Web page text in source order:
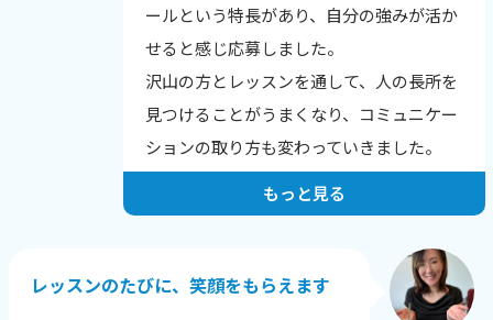
英語に自信をなくした生徒さんが、レッス
ン後に安心される様子を見せてくれたり、
自分の言いたい事を英語で表現できてうれ
しいなどの、喜びの報告を受けた時にとて
もやりがいを感じます。
ールという特長があり、自分の強みが活か
せると感じ応募しました。
沢山の方とレッスンを通して、人の長所を
見つけることがうまくなり、コミュニケー
ションの取り方も変わっていきました。
人は自分の短所にはよく気がつきますが、
レッスンでは生徒さん本人が気づいていな
い長所や成長のポイントを積極的に伝えて
もっと見る
レッスンのたびに、笑顔をもらえます